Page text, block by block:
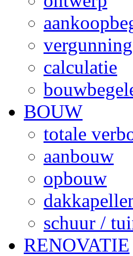
calculatie
BOUW
totale
aanbouw
opbouw
schuur /
RENOVATIE